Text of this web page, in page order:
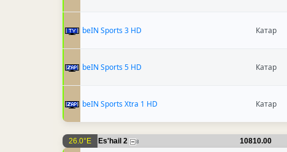
beIN Sports 3 HD Катар
beIN Sports 5 HD Катар
beIN Sports Xtra 1 HD Катар
26.0°E Es'hail 2 8 10810.00